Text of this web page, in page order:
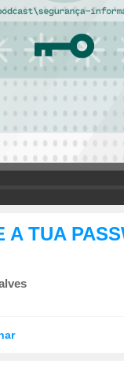
A TUA